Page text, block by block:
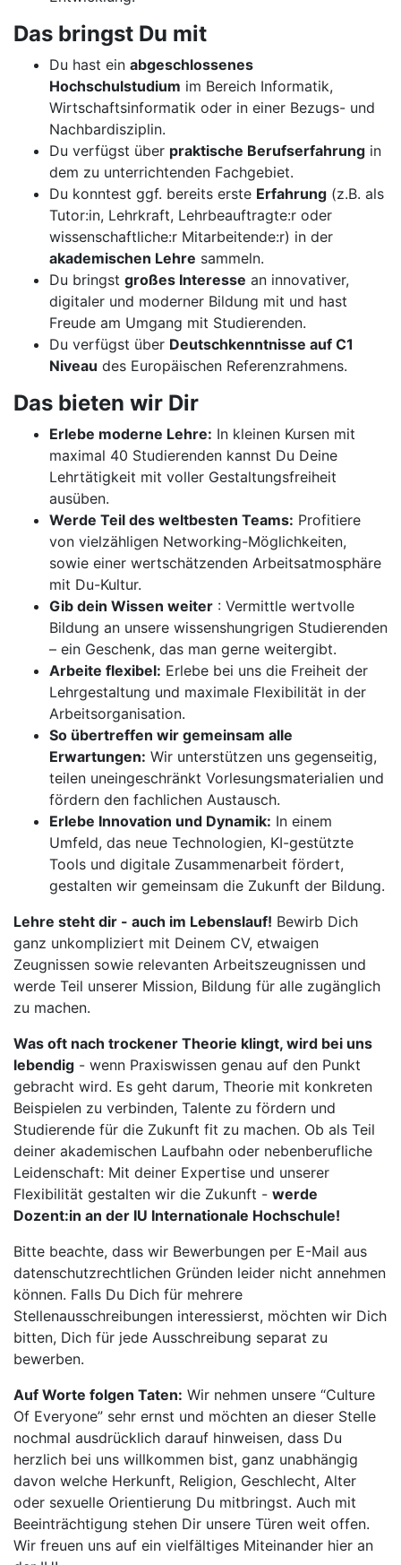
Das bringst Du mit
Du hast ein abgeschlossenes
Hochschulstudium im Bereich Informatik,
Wirtschaftsinformatik oder in einer Bezugs- und
Nachbardisziplin.
Du verfügst über praktische Berufserfahrung in
dem zu unterrichtenden Fachgebiet.
Du konntest ggf. bereits erste Erfahrung (z.B. als
Tutor:in, Lehrkraft, Lehrbeauftragte:r oder
wissenschaftliche:r Mitarbeitende:r) in der
akademischen Lehre sammeln.
Du bringst großes Interesse an innovativer,
digitaler und moderner Bildung mit und hast
Freude am Umgang mit Studierenden.
Du verfügst über Deutschkenntnisse auf C1
Niveau des Europäischen Referenzrahmens.
Das bieten wir Dir
Erlebe moderne Lehre: In kleinen Kursen mit
maximal 40 Studierenden kannst Du Deine
Lehrtätigkeit mit voller Gestaltungsfreiheit
ausüben.
Werde Teil des weltbesten Teams: Profitiere
von vielzähligen Networking-Möglichkeiten,
sowie einer wertschätzenden Arbeitsatmosphäre
mit Du-Kultur.
Gib dein Wissen weiter : Vermittle wertvolle
Bildung an unsere wissenshungrigen Studierenden
– ein Geschenk, das man gerne weitergibt.
Arbeite flexibel: Erlebe bei uns die Freiheit der
Lehrgestaltung und maximale Flexibilität in der
Arbeitsorganisation.
So übertreffen wir gemeinsam alle
Erwartungen: Wir unterstützen uns gegenseitig,
teilen uneingeschränkt Vorlesungsmaterialien und
fördern den fachlichen Austausch.
Erlebe Innovation und Dynamik: In einem
Umfeld, das neue Technologien, KI-gestützte
Tools und digitale Zusammenarbeit fördert,
gestalten wir gemeinsam die Zukunft der Bildung.
Lehre steht dir - auch im Lebenslauf! Bewirb Dich
ganz unkompliziert mit Deinem CV, etwaigen
Zeugnissen sowie relevanten Arbeitszeugnissen und
werde Teil unserer Mission, Bildung für alle zugänglich
zu machen.
Was oft nach trockener Theorie klingt, wird bei uns
lebendig - wenn Praxiswissen genau auf den Punkt
gebracht wird. Es geht darum, Theorie mit konkreten
Beispielen zu verbinden, Talente zu fördern und
Studierende für die Zukunft fit zu machen. Ob als Teil
deiner akademischen Laufbahn oder nebenberufliche
Leidenschaft: Mit deiner Expertise und unserer
Flexibilität gestalten wir die Zukunft - werde
Dozent:in an der IU Internationale Hochschule!
Bitte beachte, dass wir Bewerbungen per E-Mail aus
datenschutzrechtlichen Gründen leider nicht annehmen
können. Falls Du Dich für mehrere
Stellenausschreibungen interessierst, möchten wir Dich
bitten, Dich für jede Ausschreibung separat zu
bewerben.
Auf Worte folgen Taten: Wir nehmen unsere “Culture
Of Everyone” sehr ernst und möchten an dieser Stelle
nochmal ausdrücklich darauf hinweisen, dass Du
herzlich bei uns willkommen bist, ganz unabhängig
davon welche Herkunft, Religion, Geschlecht, Alter
oder sexuelle Orientierung Du mitbringst. Auch mit
Beeinträchtigung stehen Dir unsere Türen weit offen.
Wir freuen uns auf ein vielfältiges Miteinander hier an